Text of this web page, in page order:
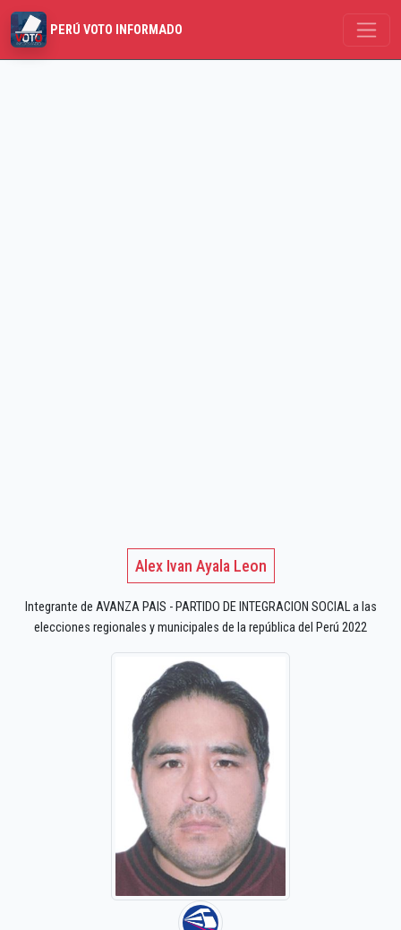
PERÚ VOTO INFORMADO
Alex Ivan Ayala Leon
Integrante de AVANZA PAIS - PARTIDO DE INTEGRACION SOCIAL a las
elecciones regionales y municipales de la república del Perú 2022